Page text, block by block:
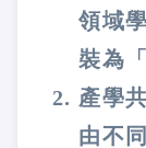
領域
裝為
產學
由不